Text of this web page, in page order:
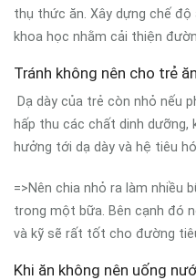
thụ thức ăn. Xây dựng chế
khoa học nhằm cải thiện
Tránh không nên cho trẻ
Dạ dày của trẻ còn nhỏ nếu
hấp thu các chất dinh dưỡng,
hưởng tới dạ dày và hệ tiêu
=>Nên chia nhỏ ra làm nhiều
trong một bữa. Bên cạnh đó
và kỹ sẽ rất tốt cho đường
Khi ăn không nên uống